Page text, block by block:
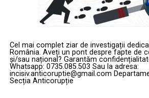
Cel mai complet ziar de investigații
România. Aveți un pont despre fapte de
și/sau național? Garantăm
Whatsapp: 0735.085.503 Sau la adresa:
incisiv.anticoruptie@gmail.com
Secția Anticorupție